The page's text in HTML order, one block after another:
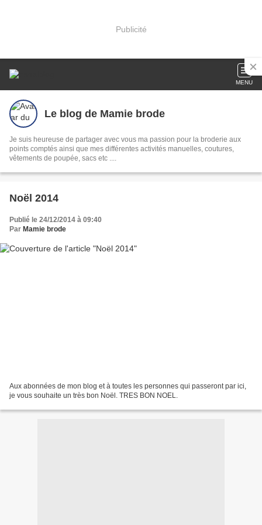
Publicité
MENU
Le blog de Mamie brode
Je suis heureuse de partager avec vous ma passion pour la broderie aux
points comptés ainsi que mes différentes activités manuelles, coutures,
vêtements de poupée, sacs etc ....
Noël 2014
Publié le 24/12/2014 à 09:40
Par Mamie brode
Aux abonnées de mon blog et à toutes les personnes qui passeront par ici,
je vous souhaite un très bon Noël. TRES BON NOEL.